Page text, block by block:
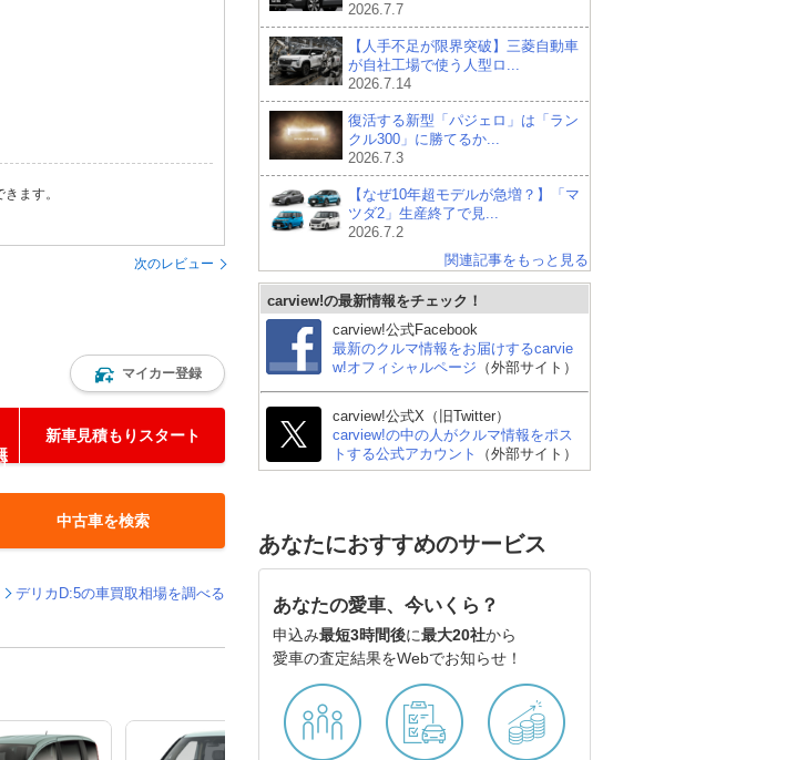
ます。
次のレビュー
マイカー登録
新車見積もりスタート
中古車を検索
デリカD:5の車買取相場を調べる
2026.7.7
【人手不足が限界突破】三菱自動車
が自社工場で使う人型ロ...
2026.7.14
復活する新型「パジェロ」は「ラン
クル300」に勝てるか...
2026.7.3
【なぜ10年超モデルが急増？】「マ
ツダ2」生産終了で見...
2026.7.2
関連記事をもっと見る
carview!の最新情報をチェック！
carview!公式Facebook
最新のクルマ情報をお届けするcarvie
w!オフィシャルページ （外部サイト）
carview!公式X（旧Twitter）
carview!の中の人がクルマ情報をポス
トする公式アカウント
（外部サイト）
あなたにおすすめのサービス
あなたの愛車、今いくら？
申込み最短3時間後に最大20社から
愛車の査定結果をWebでお知らせ！